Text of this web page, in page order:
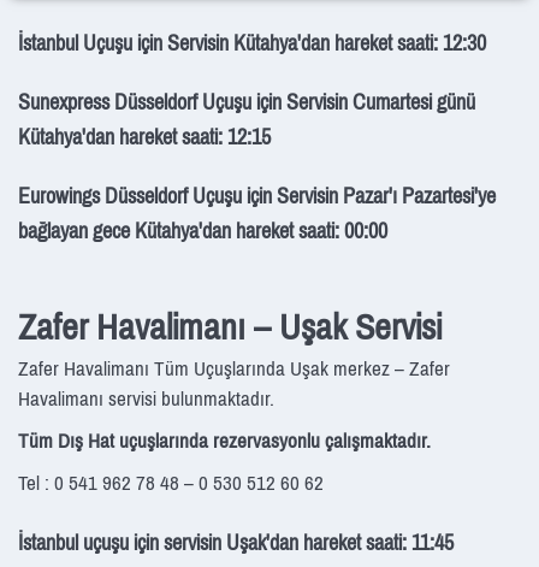
İstanbul Uçuşu için Servisin Kütahya'dan hareket saati: 12:30
Sunexpress Düsseldorf Uçuşu için Servisin Cumartesi günü
Kütahya'dan hareket saati: 12:15
Eurowings Düsseldorf Uçuşu için Servisin Pazar'ı Pazartesi'ye
bağlayan gece Kütahya'dan hareket saati: 00:00
Zafer Havalimanı – Uşak Servisi
Zafer Havalimanı Tüm Uçuşlarında Uşak merkez – Zafer
Havalimanı servisi bulunmaktadır.
Tüm Dış Hat uçuşlarında rezervasyonlu çalışmaktadır.
Tel : 0 541 962 78 48 – 0 530 512 60 62
İstanbul uçuşu için servisin Uşak'dan hareket saati: 11:45